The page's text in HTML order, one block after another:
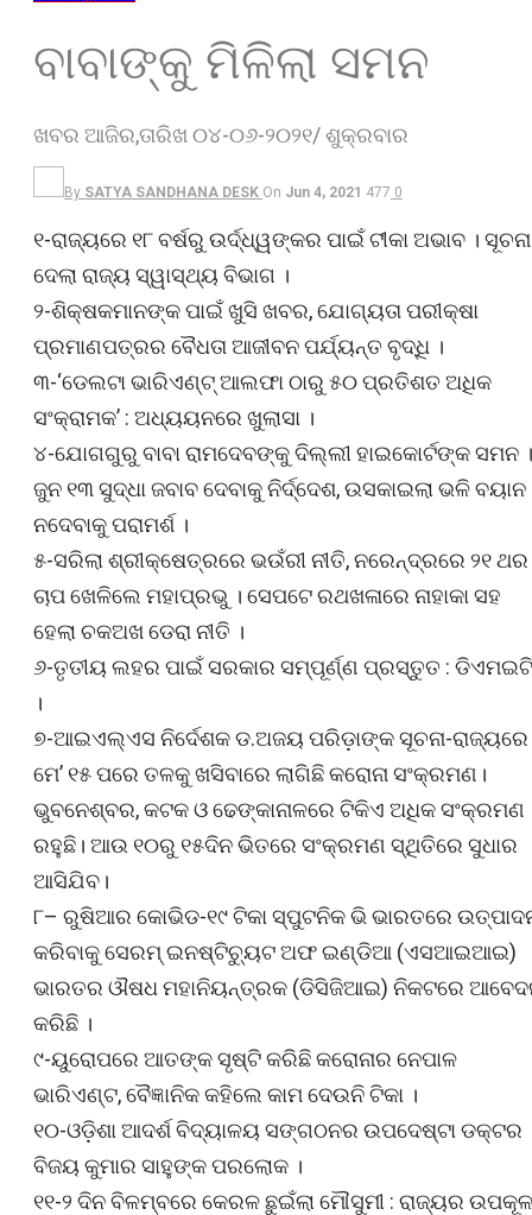
ବାବାଙ୍କୁ ମିଳିଲା ସମନ
ଖବର ଆଜିର,ତାରିଖ ୦୪-୦୬-୨୦୨୧/ ଶୁକ୍ରବାର
By SATYA SANDHANA DESK On Jun 4, 2021 477 0
୧-ରାଜ୍ୟରେ ୧୮ ବର୍ଷରୁ ଉର୍ଦ୍ଧ୍ୱଙ୍କର ପାଇଁ ଟୀକା ଅଭାବ । ସୂଚନା
ଦେଲା ରାଜ୍ୟ ସ୍ୱାସ୍ଥ୍ୟ ବିଭାଗ ।
୨-ଶିକ୍ଷକମାନଙ୍କ ପାଇଁ ଖୁସି ଖବର, ଯୋଗ୍ୟତା ପରୀକ୍ଷା
ପ୍ରମାଣପତ୍ରର ବୈଧତା ଆଜୀବନ ପର୍ଯ୍ୟନ୍ତ ବୃଦ୍ଧି ।
୩-‘ଡେଲଟା ଭାରିଏଣ୍ଟ୍ ଆଲଫା ଠାରୁ ୫୦ ପ୍ରତିଶତ ଅଧିକ
ସଂକ୍ରାମକ’ : ଅଧ୍ୟୟନରେ ଖୁଲାସା ।
୪-ଯୋଗଗୁରୁ ବାବା ରାମଦେବଙ୍କୁ ଦିଲ୍ଲୀ ହାଇକୋର୍ଟଙ୍କ ସମନ ।
ଜୁନ ୧୩ ସୁଦ୍ଧା ଜବାବ ଦେବାକୁ ନିର୍ଦ୍ଦେଶ, ଉସକାଇଲା ଭଳି ବୟାନ
ନଦେବାକୁ ପରାମର୍ଶ ।
୫-ସରିଲା ଶ୍ରୀକ୍ଷେତ୍ରରେ ଭଉଁରୀ ନୀତି, ନରେନ୍ଦ୍ରରେ ୨୧ ଥର
ଚାପ ଖେଳିଲେ ମହାପ୍ରଭୁ । ସେପଟେ ରଥଖଳାରେ ନାହାକା ସହ
ହେଲା ଚକଅଖ ଡେରା ନୀତି ।
୬-ତୃତୀୟ ଲହର ପାଇଁ ସରକାର ସମ୍ପୂର୍ଣ୍ଣ ପ୍ରସ୍ତୁତ : ଡିଏମଇଟି
।
୭-ଆଇଏଲ୍‌ଏସ ନିର୍ଦେଶକ ଡ.ଅଜୟ ପରିଡ଼ାଙ୍କ ସୂଚନା-ରାଜ୍ୟରେ
ମେ’ ୧୫ ପରେ ତଳକୁ ଖସିବାରେ ଲାଗିଛି କରୋନା ସଂକ୍ରମଣ।
ଭୁବନେଶ୍ବର, କଟକ ଓ ଢେଙ୍କାନାଳରେ ଟିକିଏ ଅଧିକ ସଂକ୍ରମଣ
ରହୁଛି। ଆଉ ୧୦ରୁ ୧୫ଦିନ ଭିତରେ ସଂକ୍ରମଣ ସ୍ଥିତିରେ ସୁଧାର
ଆସିଯିବ।
୮– ରୁଷିଆର କୋଭିଡ-୧୯ ଟିକା ସ୍ପୁଟନିକ ଭି ଭାରତରେ
କରିବାକୁ ସେରମ୍‍ ଇନଷ୍ଟିଚ୍ୟୁଟ ଅଫ ଇଣ୍ଡିଆ (ଏସଆଇଆଇ)
ଭାରତର ଔଷଧ ମହାନିୟନ୍ତ୍ରକ (ଡିସିଜିଆଇ) ନିକଟରେ
କରିଛି ।
୯-ୟୁରୋପରେ ଆତଙ୍କ ସୃଷ୍ଟି କରିଛି କରୋନାର ନେପାଳ
ଭାରିଏଣ୍ଟ, ବୈଜ୍ଞାନିକ କହିଲେ କାମ ଦେଉନି ଟିକା ।
୧୦-ଓଡ଼ିଶା ଆଦର୍ଶ ବିଦ୍ୟାଳୟ ସଙ୍ଗଠନର ଉପଦେଷ୍ଟା ଡକ୍ଟର
ବିଜୟ କୁମାର ସାହୁଙ୍କ ପରଲୋକ ।
୧୧-୨ ଦିନ ବିଳମ୍ବରେ କେରଳ ଛୁଇଁଲା ମୌସୁମୀ : ରାଜ୍ୟର ଉପକୂଳ